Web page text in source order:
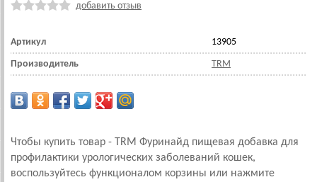
добавить отзыв
Артикул 13905
Производитель TRM
Чтобы купить товар - TRM Фуринайд пищевая добавка для
профилактики урологических заболеваний кошек,
воспользуйтесь функционалом корзины или нажмите